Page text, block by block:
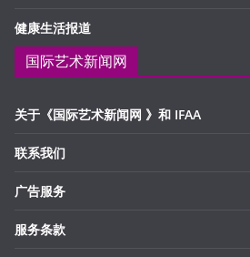
健康生活报道
国际艺术新闻网
关于《国际艺术新闻网 》和 IFAA
联系我们
广告服务
服务条款